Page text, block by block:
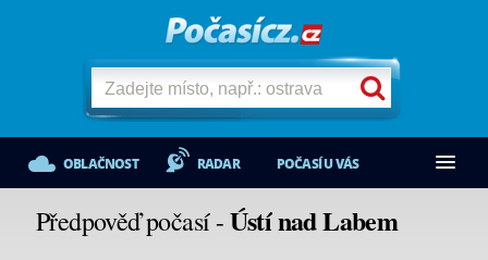
OBLAČNOST RADAR POČASÍ U VÁS
Předpověď počasí -Ústí nad Labem